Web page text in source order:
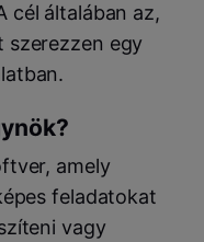
cél általában az,
szerezzen egy
amely
feladatokat
vagy